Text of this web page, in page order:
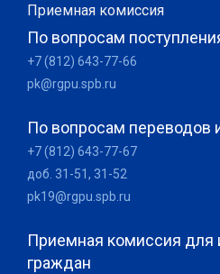
Приемная комиссия
По вопросам
+7 (812) 643-77-66
pk@rgpu.spb.ru
По вопросам переводов
+7 (812) 643-77-67
доб. 31-51, 31-52
pk19@rgpu.spb.ru
Приемная комиссия для
граждан